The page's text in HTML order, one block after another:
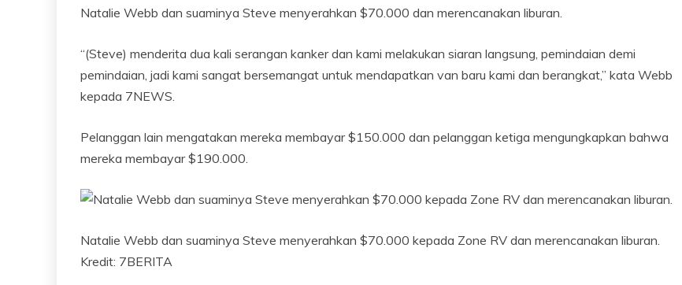
Natalie Webb dan suaminya Steve menyerahkan $70.000 dan merencanakan liburan.
“(Steve) menderita dua kali serangan kanker dan kami melakukan siaran langsung, pemindaian demi
pemindaian, jadi kami sangat bersemangat untuk mendapatkan van baru kami dan berangkat,” kata Webb
kepada 7NEWS.
Pelanggan lain mengatakan mereka membayar $150.000 dan pelanggan ketiga mengungkapkan bahwa
mereka membayar $190.000.
Natalie Webb dan suaminya Steve menyerahkan $70.000 kepada Zone RV dan merencanakan liburan.
Kredit: 7BERITA